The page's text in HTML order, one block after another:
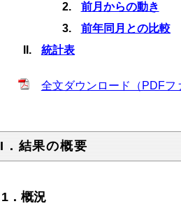
前月からの動き
前年同月との比較
統計表
全文ダウンロード（PDFフ
I．結果の概要
1．概況